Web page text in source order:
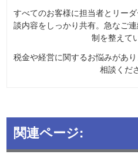
すべてのお客様に担当者とリー
談内容をしっかり共有。急なご
制を整えて
税金や経営に関するお悩みがあ
相談くだ
関連ページ: